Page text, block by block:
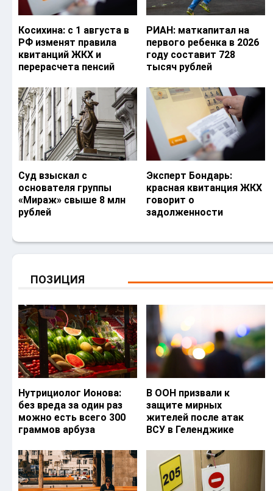
Косихина: с 1 августа в
РФ изменят правила
квитанций ЖКХ и
перерасчета пенсий
РИАН: маткапитал на
первого ребенка в 2026
году составит 728
тысяч рублей
Суд взыскал с
основателя группы
«Мираж» свыше 8 млн
рублей
Эксперт Бондарь:
красная квитанция ЖКХ
говорит о
задолженности
ПОЗИЦИЯ
Нутрициолог Ионова:
без вреда за один раз
можно есть всего 300
граммов арбуза
В ООН призвали к
защите мирных
жителей после атак
ВСУ в Геленджике